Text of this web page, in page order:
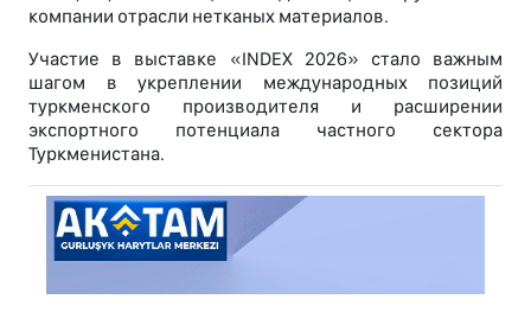
компании отрасли нетканых материалов.
Участие в выставке «INDEX 2026» стало важным
шагом в укреплении международных позиций
туркменского производителя и расширении
экспортного потенциала частного сектора
Туркменистана.